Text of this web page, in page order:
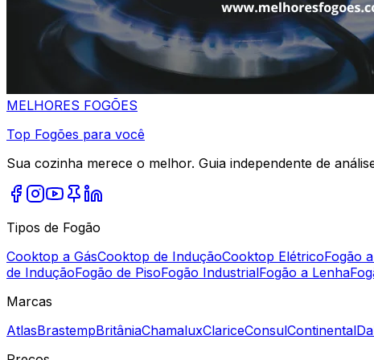
MELHORES FOGÕES
Top Fogões para você
Sua cozinha merece o melhor. Guia independente de
Tipos de Fogão
Cooktop a GásCooktop de InduçãoCooktop ElétricoFogão
de InduçãoFogão de PisoFogão IndustrialFogão a Lenha
Marcas
AtlasBrastempBritâniaChamaluxClariceConsulContinental